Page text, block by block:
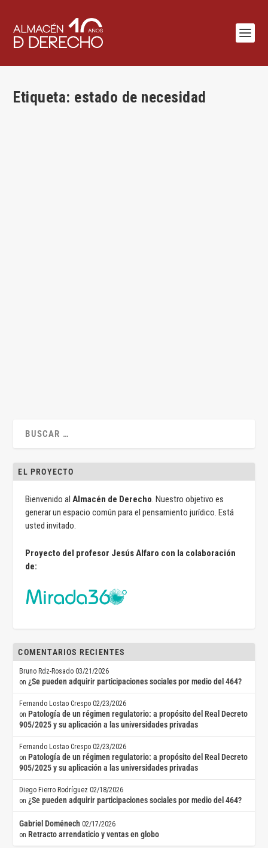
Etiqueta: estado de necesidad
EL PROYECTO
Bienvenido alAlmacén de Derecho. Nuestro objetivo es
generar un espacio común para el pensamiento jurídico. Está
usted invitado.
Proyecto del profesor Jesús Alfaro con la colaboración
de:
COMENTARIOS RECIENTES
Bruno Rdz-Rosado 03/21/2026
on¿Se pueden adquirir participaciones sociales por medio del 464?
Fernando Lostao Crespo 02/23/2026
on Patología de un régimen regulatorio: a propósito del Real Decreto
905/2025 y su aplicación a las universidades privadas
Fernando Lostao Crespo 02/23/2026
on Patología de un régimen regulatorio: a propósito del Real Decreto
905/2025 y su aplicación a las universidades privadas
Diego Fierro Rodríguez 02/18/2026
on¿Se pueden adquirir participaciones sociales por medio del 464?
Gabriel Doménech 02/17/2026
on Retracto arrendaticio y ventas en globo